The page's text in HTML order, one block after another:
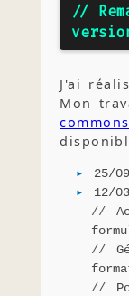
//
J'ai
Mon
commons
25/
12/